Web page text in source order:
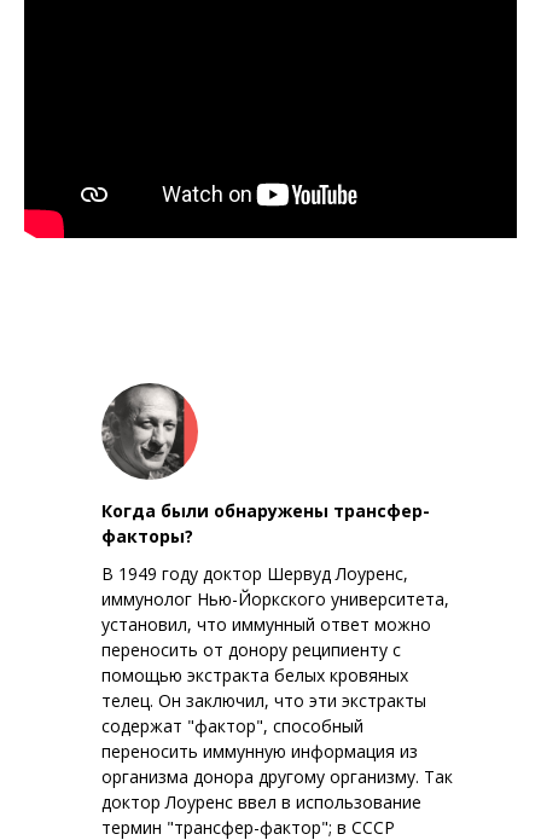
Когда были обнаружены трансфер-
факторы?
В 1949 году доктор Шервуд Лоуренс,
иммунолог Нью-Йоркского университета,
установил, что иммунный ответ можно
переносить от донору реципиенту с
помощью экстракта белых кровяных
телец. Он заключил, что эти экстракты
содержат "фактор", способный
переносить иммунную информация из
организма донора другому организму. Так
доктор Лоуренс ввел в использование
термин "трансфер-фактор"; в СССР